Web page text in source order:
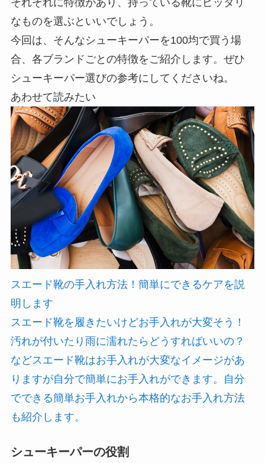
なものを選ぶといいでしょう。
今回は、そんなシューキーパーを100均で買う場
合、各ブランドごとの特徴をご紹介します。ぜひ
シューキーパー選びの参考にしてくださいね。
あわせて読みたい
スエード靴の手入れ方法！簡単にできるケアを説
明します
スエード靴を履きたいけどお手入れが大変そう！
汚れが付いたり雨に濡れたらどうすればいいの？
などスエード靴はお手入れが大変なイメージがあ
りますが自分で簡単にお手入れができます。自分
でできる簡単お手入れから本格的なお手入れ方法
も紹介します。
シューキーパーの役割